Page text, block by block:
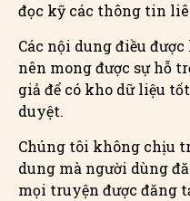
đọc kỹ các thông tin
Các nội dung điều
nên mong được sự hỗ
giả để có kho dữ liệu
duyệt.
Chúng tôi không chịu
dung mà người dùng
mọi truyện được đăng